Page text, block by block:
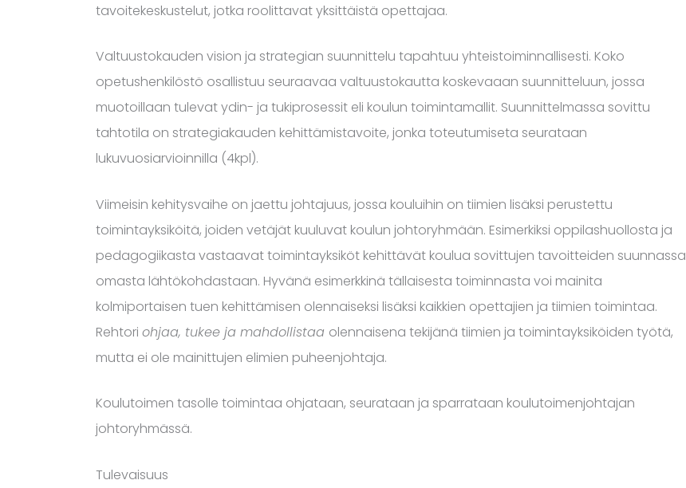
tavoitekeskustelut, jotka roolittavat yksittäistä opettajaa.
Valtuustokauden vision ja strategian suunnittelu tapahtuu yhteistoiminnallisesti. Koko
opetushenkilöstö osallistuu seuraavaa valtuustokautta koskevaaan suunnitteluun, jossa
muotoillaan tulevat ydin- ja tukiprosessit eli koulun toimintamallit. Suunnittelmassa sovittu
tahtotila on strategiakauden kehittämistavoite, jonka toteutumiseta seurataan
lukuvuosiarvioinnilla (4kpl).
Viimeisin kehitysvaihe on jaettu johtajuus, jossa kouluihin on tiimien lisäksi perustettu
toimintayksiköitä, joiden vetäjät kuuluvat koulun johtoryhmään. Esimerkiksi oppilashuollosta ja
pedagogiikasta vastaavat toimintayksiköt kehittävät koulua sovittujen tavoitteiden suunnassa
omasta lähtökohdastaan. Hyvänä esimerkkinä tällaisesta toiminnasta voi mainita
kolmiportaisen tuen kehittämisen olennaiseksi lisäksi kaikkien opettajien ja tiimien toimintaa.
Rehtori ohjaa, tukee ja mahdollistaa olennaisena tekijänä tiimien ja toimintayksiköiden työtä,
mutta ei ole mainittujen elimien puheenjohtaja.
Koulutoimen tasolle toimintaa ohjataan, seurataan ja sparrataan koulutoimenjohtajan
johtoryhmässä.
Tulevaisuus